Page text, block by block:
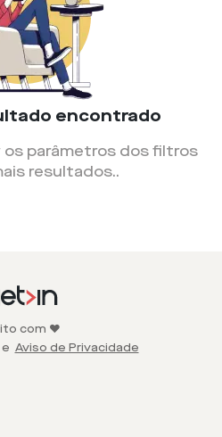
encontrado
parâmetros dos filtros
resultados..
com ❤️
e Aviso de Privacidade